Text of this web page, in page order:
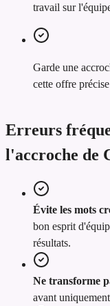
travail sur
Garde une
cette offre
Erreurs
l'accroche de
Évite les mots
bon esprit
résultats.
Ne transforme
avant